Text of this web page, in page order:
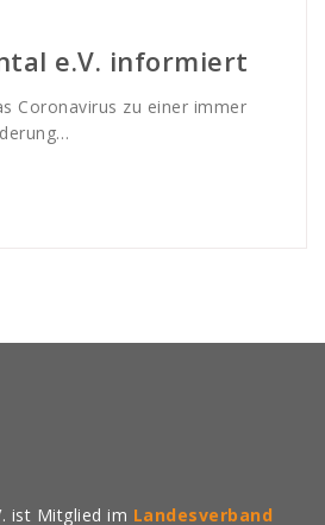
e.V. informiert
Coronavirus zu einer immer
ist Mitglied im Landesverband